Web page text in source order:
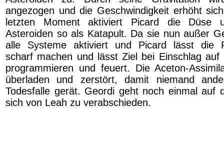
angezogen und die Geschwindigkeit erhöht
letzten Moment aktiviert Picard die Düse
Asteroiden so als Katapult. Da sie nun außer
alle Systeme aktiviert und Picard lässt die
scharf machen und lässt Ziel bei Einschlag auf
programmieren und feuert. Die Aceton-
überladen und zerstört, damit niemand
Todesfalle gerät. Geordi geht noch einmal auf
sich von Leah zu verabschieden.